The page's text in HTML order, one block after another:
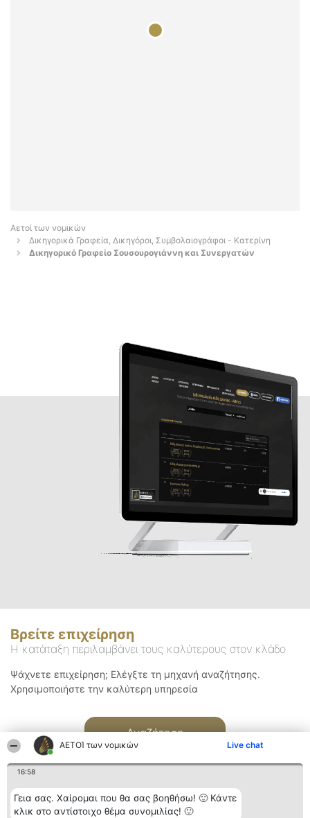
ΑΕΤΟΊ των νομικών Live chat
16:58
Γεια σας. Χαίρομαι που θα σας βοηθήσω! 🙂 Κάντε
κλικ στο αντίστοιχο θέμα συνομιλίας! 🙂
Αετοί των νομικών
Δικηγορικά Γραφεία, Δικηγόροι, Συμβολαιογράφοι - Κατερίνη
Δικηγορικό Γραφείο Σουσουρογιάννη και Συνεργατών
Βρείτε επιχείρηση
Η κατάταξη περιλαμβάνει τους καλύτερους στον κλάδο
Ψάχνετε επιχείρηση; Ελέγξτε τη μηχανή αναζήτησης.
Χρησιμοποιήστε την καλύτερη υπηρεσία
Αναζήτηση